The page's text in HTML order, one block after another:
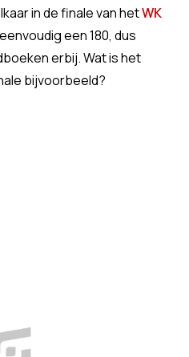
in de finale van hetWK
een 180, dus
erbij. Wat is het
bijvoorbeeld?